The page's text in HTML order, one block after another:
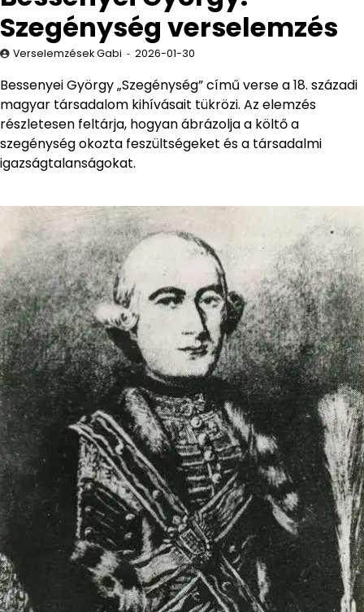
Szegénység verselemzés
Verselemzések Gabi 2026-01-30
Bessenyei György „Szegénység” című verse a 18. századi
magyar társadalom kihívásait tükrözi. Az elemzés
részletesen feltárja, hogyan ábrázolja a költő a
szegénység okozta feszültségeket és a társadalmi
igazságtalanságokat.